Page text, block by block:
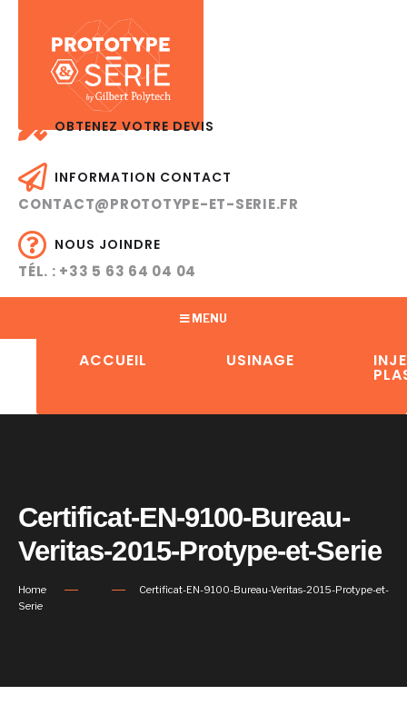
OBTENEZ VOTRE DEVIS
INFORMATION CONTACT
CONTACT@PROTOTYPE-ET-SERIE.FR
NOUS JOINDRE
TÉL. : +33 5 63 64 04 04
MENU
ACCUEIL USINAGE
Certificat-EN-9100-Bureau-
Veritas-2015-Protype-et-Serie
Home
Certificat-EN-9100-Bureau-Veritas-2015-Protype-et-
Serie